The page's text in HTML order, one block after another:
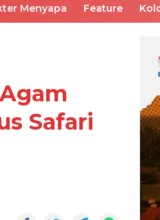
Menyapa Feature
Safari